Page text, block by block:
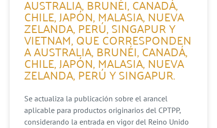
AUSTRALIA, BRUNÉI, CANADÁ,
CHILE, JAPÓN, MALASIA, NUEVA
ZELANDA, PERÚ, SINGAPUR Y
VIETNAM, QUE CORRESPONDEN
A AUSTRALIA, BRUNÉI, CANADÁ,
CHILE, JAPÓN, MALASIA, NUEVA
ZELANDA, PERÚ Y SINGAPUR.
Se actualiza la publicación sobre el arancel
aplicable para productos originarios del CPTPP,
considerando la entrada en vigor del Reino Unido